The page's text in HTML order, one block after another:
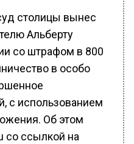
столицы вынес
Альберту
со штрафом в 800
в особо
с использованием
Об этом
со ссылкой на